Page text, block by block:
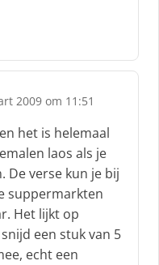
2009 om 11:51
het is helemaal
laos als je
De verse kun je bij
suppermarkten
Het lijkt op
een stuk van 5
echt een